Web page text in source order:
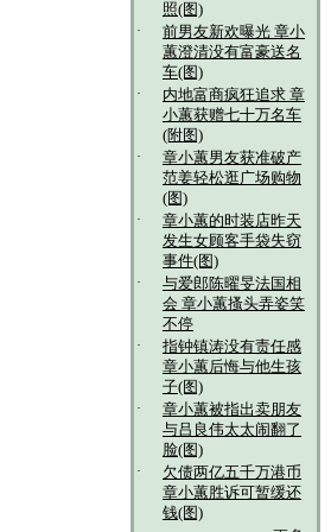
照(图)
·
前男友新欢曝光 章小
蕙澄清没有富豪送名
车(图)
·
内地富商疯狂追求 章
小蕙获赠七十万名车
(附图)
·
章小蕙男友获准破产
范姜轻松逛广场购物
(图)
·
章小蕙的时装店昨天
发生女顾客手袋失窃
事件(图)
·
与爱郎陈曜旻法国相
会 章小蕙搔头弄姿笑
不停
·
指钟镇涛没有责任感
章小蕙后悔与他生孩
子(图)
·
章小蕙被指出卖朋友
与吕良伟太太闹翻了
脸(图)
·
欠债两亿五千万港币
章小蕙胜诉可暂缓还
钱(图)